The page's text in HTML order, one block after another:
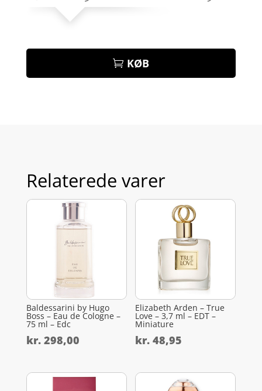
KØB
Relaterede varer
Baldessarini by Hugo
Boss – Eau de Cologne –
75 ml – Edc
kr.298,00
Elizabeth Arden – True
Love – 3,7 ml – EDT –
Miniature
kr. 48,95